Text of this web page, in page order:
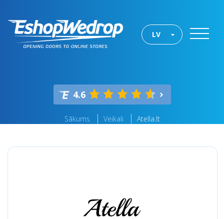
LV
4.6
Sākums Veikali Atella.lt